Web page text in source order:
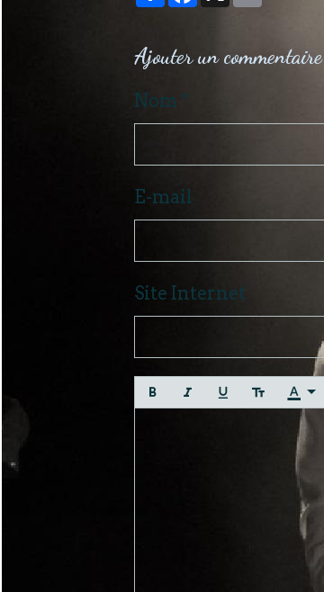
Ajouter un commentaire
Nom
E-mail
Site Internet